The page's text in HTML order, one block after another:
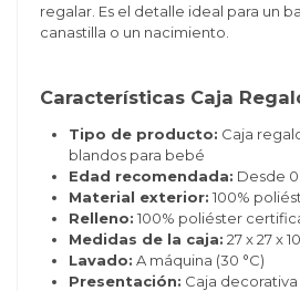
regalar. Es el detalle ideal para un
canastilla o un nacimiento.
Características Caja
Tipo de producto: Caja
blandos para bebé
Edad recomendada: Desde
Material exterior: 100%
Relleno: 100% poliéster
Medidas de la caja: 27 x 27 x
Lavado: A máquina (30 °C)
Presentación: Caja